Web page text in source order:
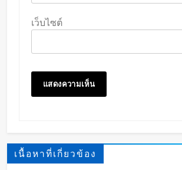
เว็บไซต์
เนื้อหาที่เกี่ยวข้อง